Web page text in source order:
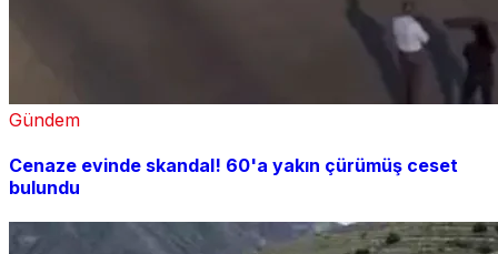
Gündem
Cenaze evinde skandal! 60'a yakın çürümüş ceset
bulundu